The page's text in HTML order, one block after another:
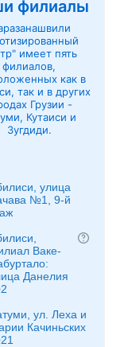
филиалы
имеет пять
филиалов,
как в
так и в других
Грузии -
Кутаиси и
Зугдиди.
улица
№1, 9-й
Ваке-
Данелия
ул. Леха и
Качиньских